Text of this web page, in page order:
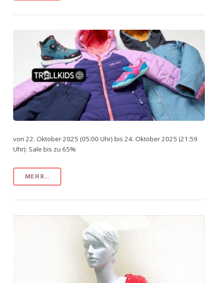
von 22. Oktober 2025 (05:00 Uhr) bis 24. Oktober 2025 (21:59
Uhr): Sale bis zu 65%
MEHR...